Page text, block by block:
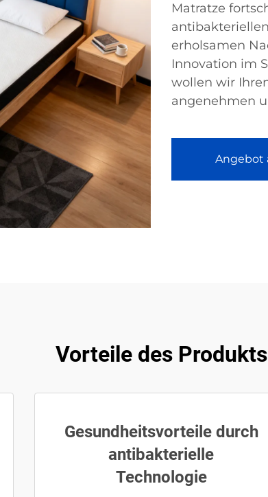
Matratze
erholsamen
Innovation im
wollen wir
angenehmen
Angebot
Vorteile des Produkts
Gesundheitsvorteile durch
antibakterielle
Technologie